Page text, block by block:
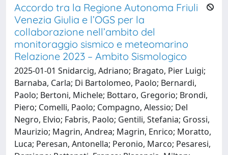
Accordo tra la Regione Autonoma Friuli
Venezia Giulia e l’OGS per la
collaborazione nell’ambito del
monitoraggio sismico e meteomarino
Relazione 2023 – Ambito Sismologico
2025-01-01 Snidarcig, Adriano; Bragato, Pier Luigi;
Barnaba, Carla; Di Bartolomeo, Paolo; Bernardi,
Paolo; Bertoni, Michele; Bottaro, Gregorio; Brondi,
Piero; Comelli, Paolo; Compagno, Alessio; Del
Negro, Elvio; Fabris, Paolo; Gentili, Stefania; Grossi,
Maurizio; Magrin, Andrea; Magrin, Enrico; Moratto,
Luca; Peresan, Antonella; Peronio, Marco; Pesaresi,